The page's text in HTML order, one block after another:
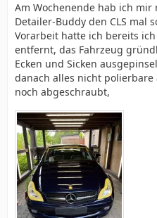
Am Wochenende hab ich
Detailer-Buddy den CLS mal
Vorarbeit hatte ich bereits
entfernt, das Fahrzeug
Ecken und Sicken
danach alles nicht
noch abgeschraubt,